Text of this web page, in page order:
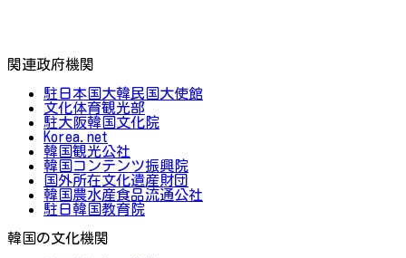
関連政府機関
駐日本国大韓民国大使館
文化体育観光部
駐大阪韓国文化院
Korea.net
韓国観光公社
韓国コンテンツ振興院
国外所在文化遺産財団
韓国農水産食品流通公社
駐日韓国教育院
韓国の文化機関